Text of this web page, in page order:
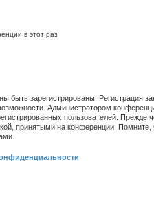
в этот раз
быть зарегистрированы. Регистрация
Администратором
пользователей. Прежде
принятыми на конференции.